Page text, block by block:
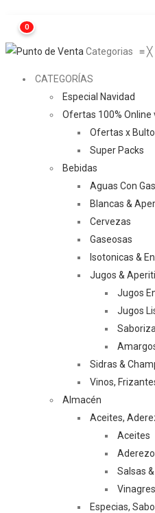
Categorias ≡╳
CATEGORÍAS
Especial Navidad
Ofertas 100% Online
Ofertas x Bulto
Super Packs
Bebidas
Aguas Con
Blancas &
Cervezas
Gaseosas
Isotonicas &
Jugos &
Jugos
Jugos
Sidras &
Vinos,
Almacén
Aceites,
Aceites
Salsas
Especias,
0